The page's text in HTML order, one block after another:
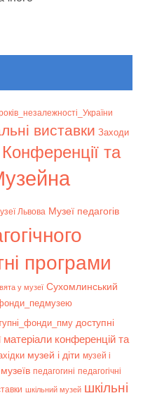
виставки Заходи
Конференції та
Львова Музеї педагогів
програми
у музеї Сухомлинський
доступні
матеріали конференцій та
музей і діти музей і
педагогині педагогічні
шкільний музей шкільні